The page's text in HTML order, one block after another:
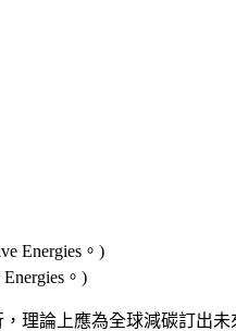
。)
理論上應為全球減碳訂出